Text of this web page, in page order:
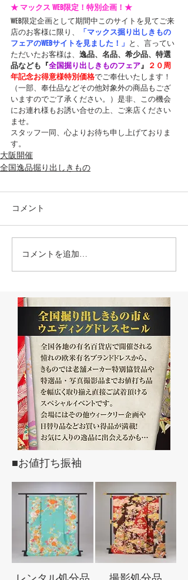
★ マックス WEB限定！特別企画！★
WEB限定企画として期間中このサイトを見てご来
店のお客様に限り、
「マックス掘り出しきもの
フェアのWEBサイトを見ました！」 と、言ってい
ただいたお客様は、 逸品、名品、希少品、特選
品なども『全国掘り出しきものフェア 』
２０周
年記念お得意様特別価格でご奉仕いたします！
（一部、奉仕品などその他対象外の商品もござ
いますのでご了承ください。）是非、この機会
にお連れ様もお誘い合せの上、ご来店ください
ませ。
スタッフ一同、心よりお待ち申し上げておりま
す。
大阪開催
全国逸品掘り出しきもの
コメント
コメントを追加…
■お値打ち振袖